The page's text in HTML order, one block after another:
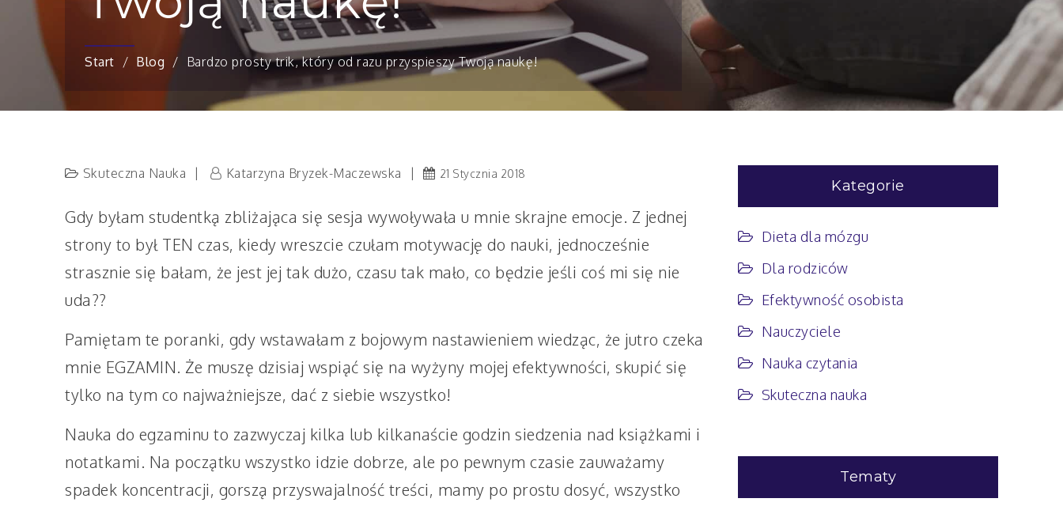
Start Blog Bardzo prosty trik, który od razu przyspieszy Twoją naukę!
Skuteczna Nauka Katarzyna Bryzek-Maczewska 21 Stycznia 2018
Gdy byłam studentką zbliżająca się sesja wywoływała u mnie skrajne emocje. Z jednej
strony to był TEN czas, kiedy wreszcie czułam motywację do nauki, jednocześnie
strasznie się bałam, że jest jej tak dużo, czasu tak mało, co będzie jeśli coś mi się nie
uda??
Pamiętam te poranki, gdy wstawałam z bojowym nastawieniem wiedząc, że jutro czeka
mnie EGZAMIN. Że muszę dzisiaj wspiąć się na wyżyny mojej efektywności, skupić się
tylko na tym co najważniejsze, dać z siebie wszystko!
Nauka do egzaminu to zazwyczaj kilka lub kilkanaście godzin siedzenia nad książkami i
notatkami. Na początku wszystko idzie dobrze, ale po pewnym czasie zauważamy
spadek koncentracji, gorszą przyswajalność treści, mamy po prostu dosyć, wszystko
Kategorie
Dieta dla mózgu
Dla rodziców
Efektywność osobista
Nauczyciele
Nauka czytania
Skuteczna nauka
Tematy